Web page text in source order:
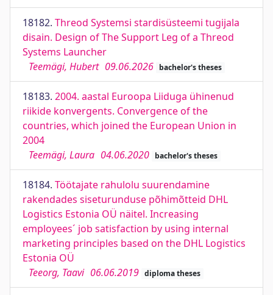
18182. Threod Systemsi stardisüsteemi tugijala
disain. Design of The Support Leg of a Threod
Systems Launcher
Teemägi, Hubert 09.06.2026 bachelor's theses
18183. 2004. aastal Euroopa Liiduga ühinenud
riikide konvergents. Convergence of the
countries, which joined the European Union in
2004
Teemägi, Laura 04.06.2020 bachelor's theses
18184. Töötajate rahulolu suurendamine
rakendades siseturunduse põhimõtteid DHL
Logistics Estonia OÜ näitel. Increasing
employees´ job satisfaction by using internal
marketing principles based on the DHL Logistics
Estonia OÜ
Teeorg, Taavi 06.06.2019 diploma theses